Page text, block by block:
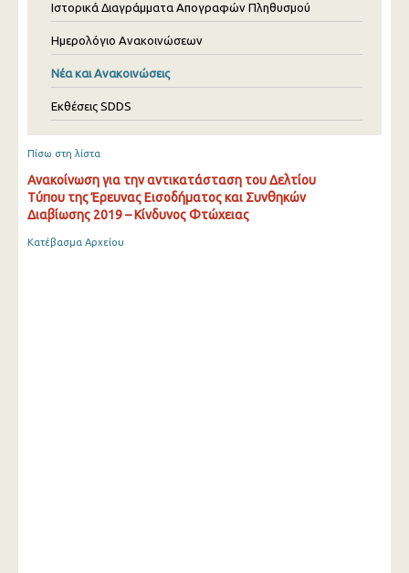
Ιστορικά Διαγράμματα Απογραφών Πληθυσμού
Ημερολόγιο Ανακοινώσεων
Νέα και Ανακοινώσεις
Εκθέσεις SDDS
Πίσω στη λίστα
Ανακοίνωση για την αντικατάσταση του Δελτίου
Τύπου της Έρευνας Εισοδήματος και Συνθηκών
Διαβίωσης 2019 – Κίνδυνος Φτώχειας
Κατέβασμα Αρχείου